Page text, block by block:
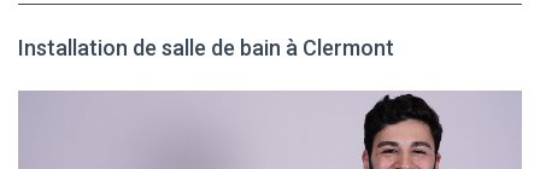
Installation de salle de bain à Clermont